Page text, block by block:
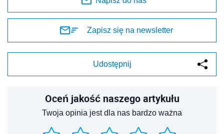
Zapisz się na newsletter
Udostępnij
Oceń jakość naszego artykułu
Twoja opinia jest dla nas bardzo ważna